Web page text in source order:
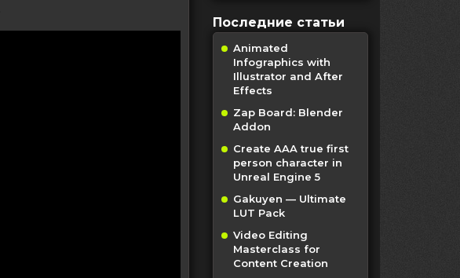
Последние статьи
Animated
Infographics with
Illustrator and After
Effects
Zap Board: Blender
Addon
Create AAA true first
person character in
Unreal Engine 5
Gakuyen — Ultimate
LUT Pack
Video Editing
Masterclass for
Content Creation